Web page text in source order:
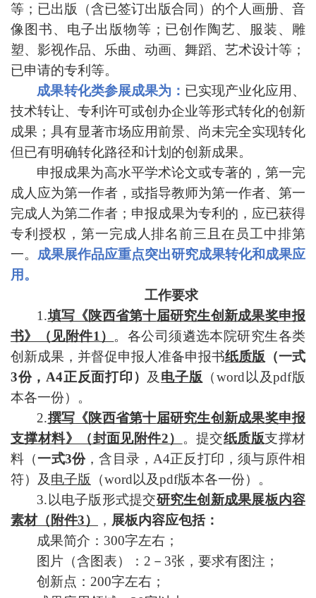
等；已出版（含已签订出版合同）的个人画册、 音
像图书、 电子出版物等；已创作陶艺、服装、雕
塑、影视作品、 乐曲、 动画、舞蹈、艺术设计等；
已申请的专利等。
成果转化类参展成果为： 已实现产业化应用、
技术转让、专利许可或创办企业等形式转化的创新
成果； 具有显著市场应用前景、 尚未完全实现转化
但已有明确转化路径和计划的创新成果。
申报成果为高水平学术论文或专著的， 第一完
成人应为第一作者， 或指导教师为第一作者、第一
完成人为第二作者；申报成果为专利的， 应已获得
专利授权，第一完成人排名前三且在 员工中排第
一。 成果展作品应重点突出研究成果转化和成果应
用 。
工作要求
1.填写《陕西省第十届研究生创新成果奖申报
书》（见附件1） 。各公司须遴选本院研究生各类
创新成果，并督促申报人准备申报书纸质版 （一式
3份，A4正反面打印） 及 电子版 （word以及pdf版
本各一份）。
2.撰写 《陕西省第十届研究生创新成果奖申报
支撑材料》（封面见附件2）
。提交纸质版支撑材
料（一式3份，含目录，A4正反打印，须与原件相
符）及电子版 （word以及pdf版本各一份）。
3. 以电子版形式提交研究生创新成果展板内容
素材（ 附件3） ， 展板内容应包括：
成果简介：300字左右；
图片（含图表）：2－3张，要求有图注；
创新点：200字左右；